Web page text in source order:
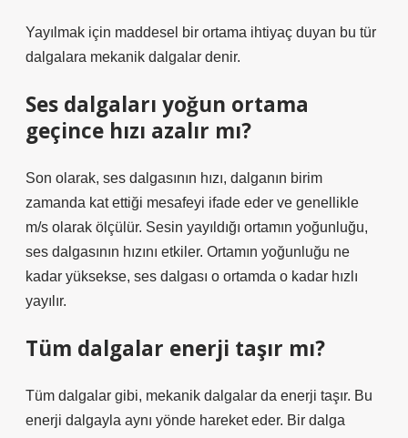
Yayılmak için maddesel bir ortama ihtiyaç duyan bu tür
dalgalara mekanik dalgalar denir.
Ses dalgaları yoğun ortama
geçince hızı azalır mı?
Son olarak, ses dalgasının hızı, dalganın birim
zamanda kat ettiği mesafeyi ifade eder ve genellikle
m/s olarak ölçülür. Sesin yayıldığı ortamın yoğunluğu,
ses dalgasının hızını etkiler. Ortamın yoğunluğu ne
kadar yüksekse, ses dalgası o ortamda o kadar hızlı
yayılır.
Tüm dalgalar enerji taşır mı?
Tüm dalgalar gibi, mekanik dalgalar da enerji taşır. Bu
enerji dalgayla aynı yönde hareket eder. Bir dalga